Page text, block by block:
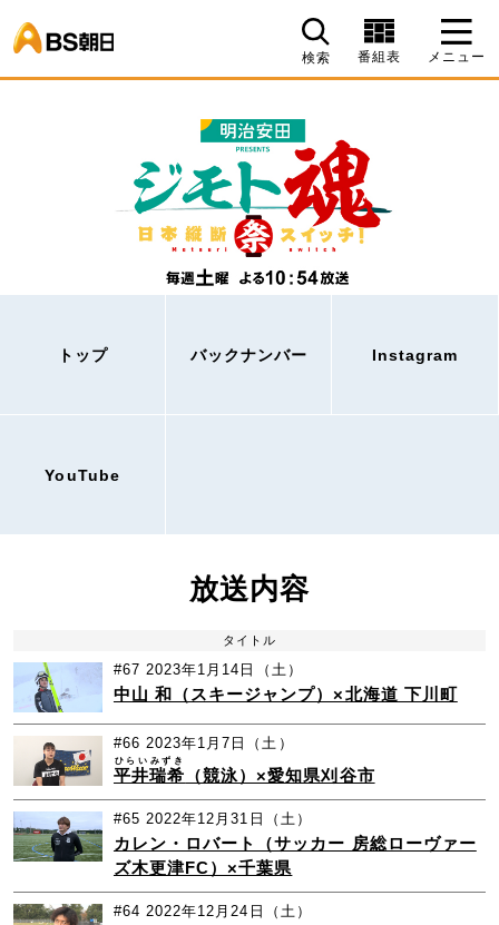
検索 番組表 メニュー
トップ バックナンバー Instagram
YouTube
放送内容
タイトル
#67 2023年1月14日（土）
中山 和（スキージャンプ）×北海道 下川町
#66 2023年1月7日（土）
平井
ひらい
瑞希
みずき
（競泳）×愛知県刈谷市
#65 2022年12月31日（土）
カレン・ロバート（サッカー 房総ローヴァー
ズ木更津FC）×千葉県
#64 2022年12月24日（土）